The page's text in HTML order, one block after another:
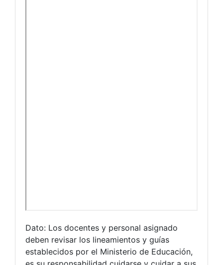
Dato: Los docentes y personal asignado
deben revisar los lineamientos y guías
establecidos por el Ministerio de Educación,